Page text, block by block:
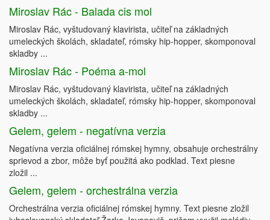
Miroslav Rác - Balada cis mol
Miroslav Rác, vyštudovaný klavirista, učiteľ na základných
umeleckých školách, skladateľ, rómsky hip-hopper, skomponoval
skladby ...
Miroslav Rác - Poéma a-mol
Miroslav Rác, vyštudovaný klavirista, učiteľ na základných
umeleckých školách, skladateľ, rómsky hip-hopper, skomponoval
skladby ...
Gelem, gelem - negatívna verzia
Negatívna verzia oficiálnej rómskej hymny, obsahuje orchestrálny
sprievod a zbor, môže byť použitá ako podklad. Text piesne
zložil ...
Gelem, gelem - orchestrálna verzia
Orchestrálna verzia oficiálnej rómskej hymny. Text piesne zložil